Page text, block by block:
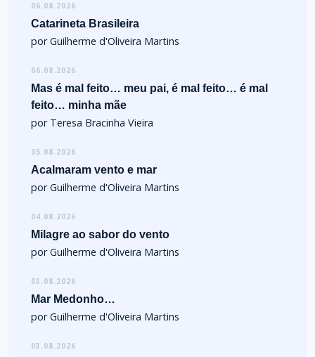
06.08.2026
Catarineta Brasileira
por Guilherme d'Oliveira Martins
06.08.2026
Mas é mal feito… meu pai, é mal feito… é mal
feito… minha mãe
por Teresa Bracinha Vieira
05.08.2026
Acalmaram vento e mar
por Guilherme d'Oliveira Martins
04.08.2026
Milagre ao sabor do vento
por Guilherme d'Oliveira Martins
03.08.2026
Mar Medonho…
por Guilherme d'Oliveira Martins
03.08.2026